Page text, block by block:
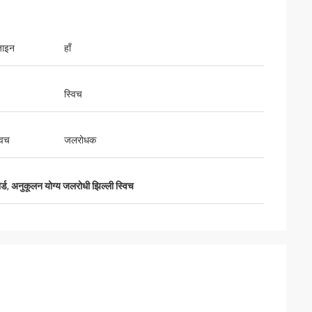
किया। वे हमारे
को वितरित करता है.
हाँ
स्विच
जलरोधक
, अनुकूलन योग्य जलरोधी झिल्ली स्विच